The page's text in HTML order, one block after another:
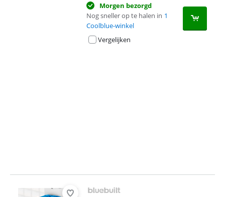
Morgen bezorgd
Nog sneller op te halen in 1
Coolblue-winkel
Vergelijken